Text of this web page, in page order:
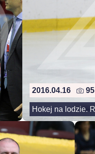
2016.04.16 95
Hokej na lodzie.